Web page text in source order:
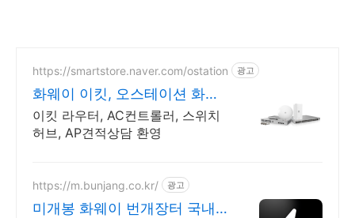
https://smartstore.naver.com/ostation 광고
화웨이 이킷, 오스테이션 화웨
이 네트워크부문 전문업체
이킷 라우터, AC컨트롤러, 스위치
허브, AP견적상담 환영
https://m.bunjang.co.kr/ 광고
미개봉 화웨이 번개장터 국내